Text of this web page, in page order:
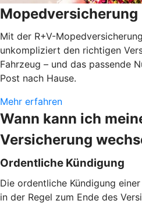
Mopedversicherung
Mit der R+V-
unkompliziert den richtigen
Fahrzeug – und das passende
Post nach Hause.
Mehr erfahren
Wann kann ich
Versicherung
Ordentliche Kündigung
Die ordentliche Kündigung
in der Regel zum Ende des